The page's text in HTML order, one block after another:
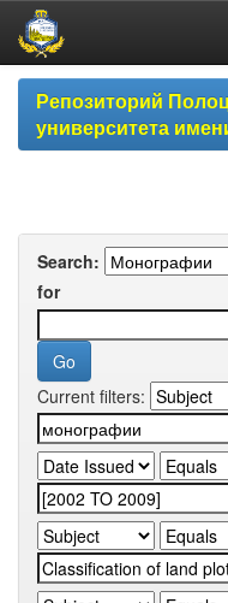
Skip
navigationРепозиторий
университета
Search:
for
Current filters: